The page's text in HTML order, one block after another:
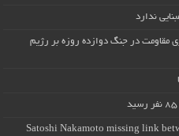
ندارد
مقاومت در جنگ دوازده روزه بر رژیم
Satoshi Nakamoto missing link